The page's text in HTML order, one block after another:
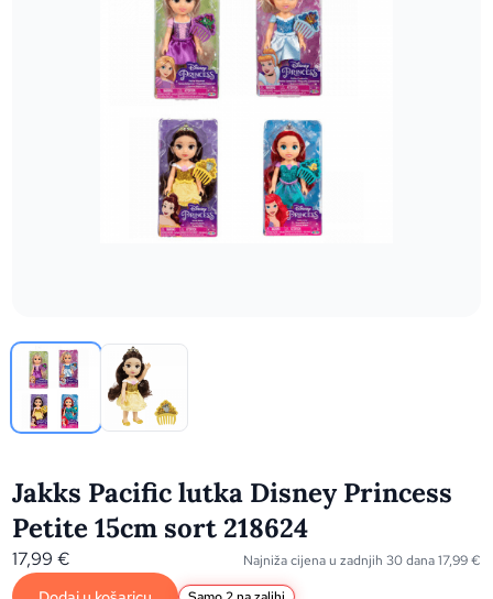
Jakks Pacific lutka Disney Princess
Petite 15cm sort 218624
17,99€ Najniža cijena u zadnjih 30 dana17,99€